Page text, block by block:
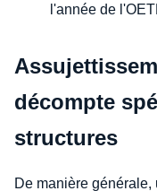
l'année de
décompte
structures
De manière